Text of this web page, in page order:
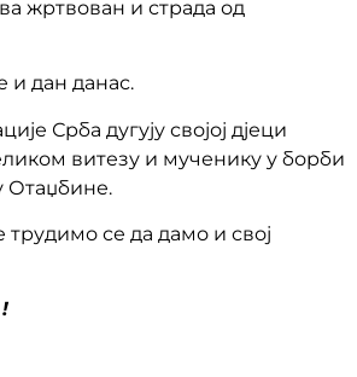
жртвован и страда од
и дан данас.
Срба дугују својој дјеци
витезу и мученику у борби
Отаџбине.
се да дамо и свој